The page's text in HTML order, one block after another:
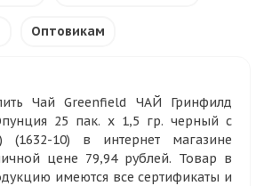
Оптовикам
Чай Greenfield ЧАЙ Гринфилд
25 пак. х 1,5 гр. черный с
(1632-10) в интернет магазине
цене 79,94 рублей. Товар в
имеются все сертификаты и